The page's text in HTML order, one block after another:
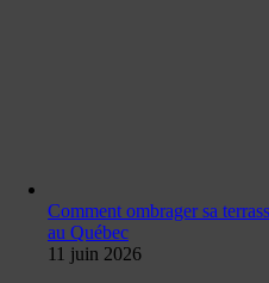
Comment ombrager sa
au Québec
11 juin 2026